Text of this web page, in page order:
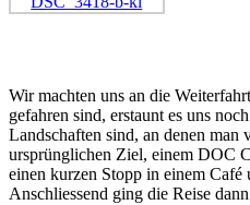
Wir machten uns an die
gefahren sind, erstaunt es uns
Landschaften sind, an denen
ursprünglichen Ziel, einem DOC
einen kurzen Stopp in einem Café
Anschliessend ging die Reise